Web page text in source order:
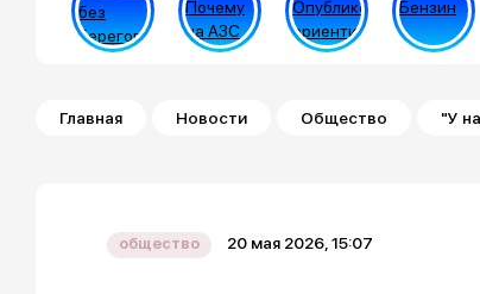
Строка навигации
Главная Новости Общество "У
общество 20 мая 2026, 15:07